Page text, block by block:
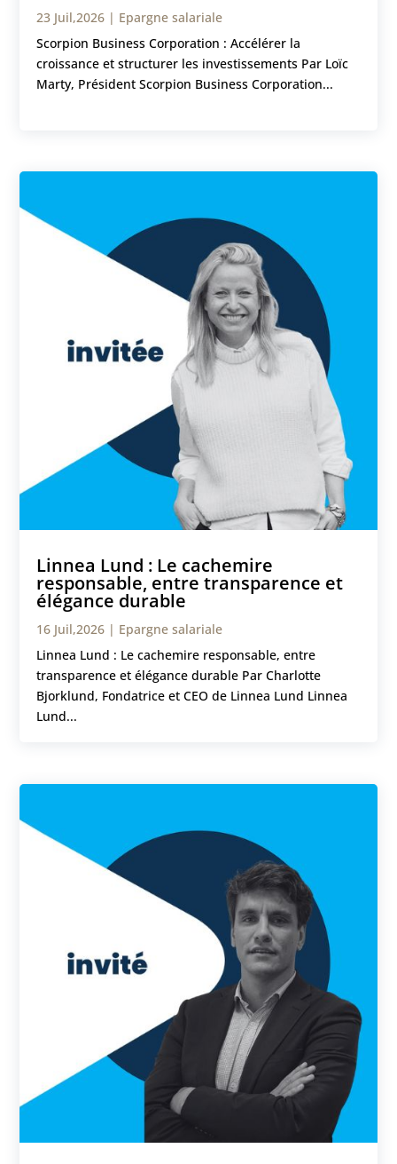
23 Juil,2026 | Epargne salariale
Scorpion Business Corporation : Accélérer la
croissance et structurer les investissements Par Loïc
Marty, Président Scorpion Business Corporation...
Linnea Lund : Le cachemire
responsable, entre transparence et
élégance durable
16 Juil,2026 | Epargne salariale
Linnea Lund : Le cachemire responsable, entre
transparence et élégance durable Par Charlotte
Bjorklund, Fondatrice et CEO de Linnea Lund Linnea
Lund...